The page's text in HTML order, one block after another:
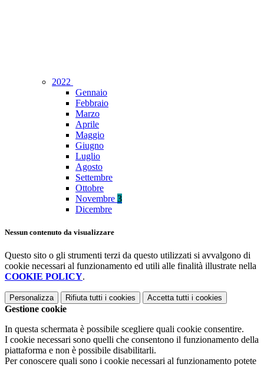
2022
Gennaio
Febbraio
Marzo
Aprile
Maggio
Giugno
Luglio
Agosto
Settembre
Ottobre
Novembre 3
Dicembre
Nessun contenuto da visualizzare
Questo sito o gli strumenti terzi da questo utilizzati si avvalgono di
cookie necessari al funzionamento ed utili alle finalità illustrate nella
COOKIE POLICY.
Personalizza Rifiuta tutti i cookies Accetta tutti i cookies
Gestione cookie
In questa schermata è possibile scegliere quali cookie consentire.
I cookie necessari sono quelli che consentono il funzionamento della
piattaforma e non è possibile disabilitarli.
Per conoscere quali sono i cookie necessari al funzionamento potete